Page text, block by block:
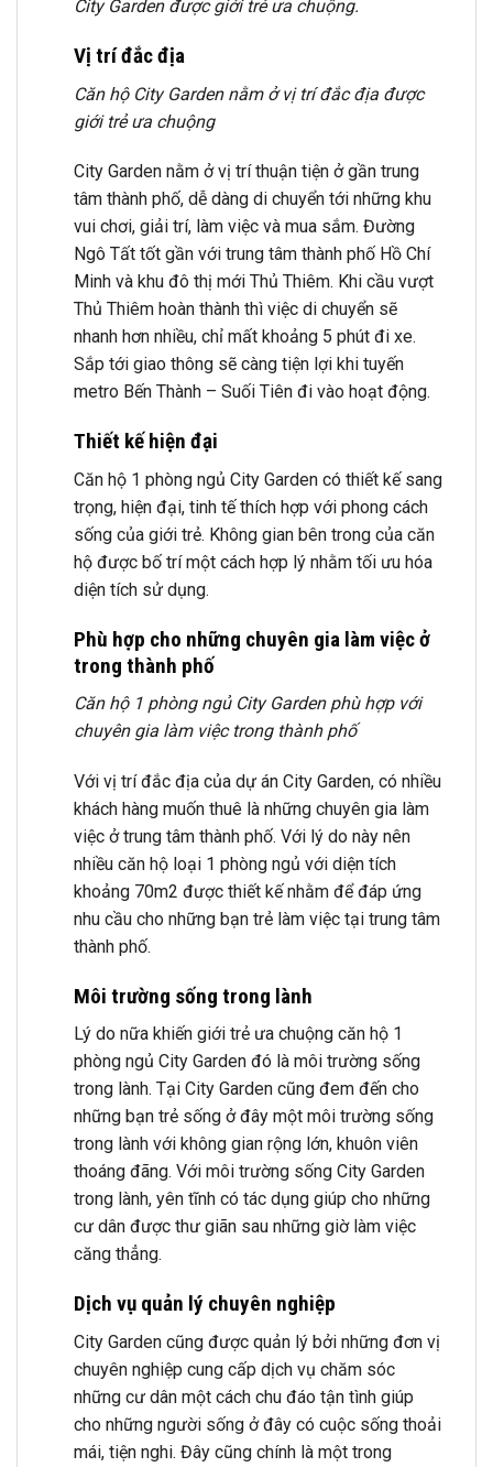
City Garden được giới trẻ ưa chuộng.
Vị trí đắc địa
Căn hộ City Garden nằm ở vị trí đắc địa được
giới trẻ ưa chuộng
City Garden nằm ở vị trí thuận tiện ở gần trung
tâm thành phố, dễ dàng di chuyển tới những khu
vui chơi, giải trí, làm việc và mua sắm. Đường
Ngô Tất tốt gần với trung tâm thành phố Hồ Chí
Minh và khu đô thị mới Thủ Thiêm. Khi cầu vượt
Thủ Thiêm hoàn thành thì việc di chuyển sẽ
nhanh hơn nhiều, chỉ mất khoảng 5 phút đi xe.
Sắp tới giao thông sẽ càng tiện lợi khi tuyến
metro Bến Thành – Suối Tiên đi vào hoạt động.
Thiết kế hiện đại
Căn hộ 1 phòng ngủ City Garden có thiết kế sang
trọng, hiện đại, tinh tế thích hợp với phong cách
sống của giới trẻ. Không gian bên trong của căn
hộ được bố trí một cách hợp lý nhằm tối ưu hóa
diện tích sử dụng.
Phù hợp cho những chuyên gia làm việc ở
trong thành phố
Căn hộ 1 phòng ngủ City Garden phù hợp với
chuyên gia làm việc trong thành phố
Với vị trí đắc địa của dự án City Garden, có nhiều
khách hàng muốn thuê là những chuyên gia làm
việc ở trung tâm thành phố. Với lý do này nên
nhiều căn hộ loại 1 phòng ngủ với diện tích
khoảng 70m2 được thiết kế nhằm để đáp ứng
nhu cầu cho những bạn trẻ làm việc tại trung tâm
thành phố.
Môi trường sống trong lành
Lý do nữa khiến giới trẻ ưa chuộng căn hộ 1
phòng ngủ City Garden đó là môi trường sống
trong lành. Tại City Garden cũng đem đến cho
những bạn trẻ sống ở đây một môi trường sống
trong lành với không gian rộng lớn, khuôn viên
thoáng đãng. Với môi trường sống City Garden
trong lành, yên tĩnh có tác dụng giúp cho những
cư dân được thư giãn sau những giờ làm việc
căng thẳng.
Dịch vụ quản lý chuyên nghiệp
City Garden cũng được quản lý bởi những đơn vị
chuyên nghiệp cung cấp dịch vụ chăm sóc
những cư dân một cách chu đáo tận tình giúp
cho những người sống ở đây có cuộc sống thoải
mái, tiện nghi. Đây cũng chính là một trong